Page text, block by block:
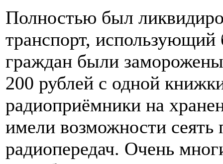
Полностью был
транспорт,
граждан были
200 рублей с одной
радиоприёмники на
имели возможности сеять
радиопередач. Очень